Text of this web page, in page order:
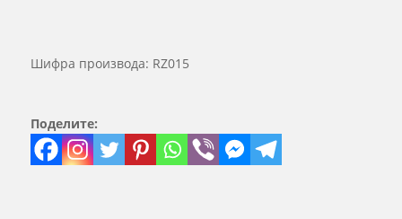
Шифра производа: RZ015
Поделите: